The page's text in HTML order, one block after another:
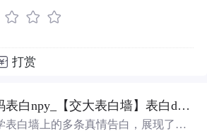
打赏
python浪漫代码表白npy_【交大表白墙】表白dxy小姐姐，十里春风不如你，三里桃花不及卿，要每天开心哦！...
表白墙上的多条真情告白，展现了学